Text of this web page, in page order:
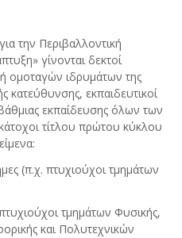
την Περιβαλλοντική
γίνονται δεκτοί
ομοταγών ιδρυμάτων της
κατεύθυνσης, εκπαιδευτικοί
εκπαίδευσης όλων των
τίτλου πρώτου κύκλου
(π.χ. πτυχιούχοι τμημάτων
τμημάτων Φυσικής,
και Πολυτεχνικών